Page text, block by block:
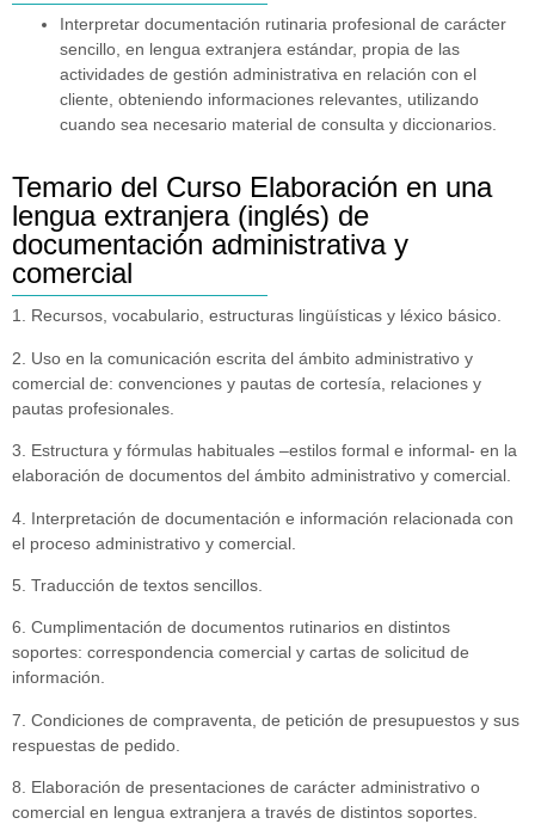
Interpretar documentación rutinaria profesional de carácter
sencillo, en lengua extranjera estándar, propia de las
actividades de gestión administrativa en relación con el
cliente, obteniendo informaciones relevantes, utilizando
cuando sea necesario material de consulta y diccionarios.
Temario del Curso Elaboración en una
lengua extranjera (inglés) de
documentación administrativa y
comercial
1. Recursos, vocabulario, estructuras lingüísticas y léxico básico.
2. Uso en la comunicación escrita del ámbito administrativo y
comercial de: convenciones y pautas de cortesía, relaciones y
pautas profesionales.
3. Estructura y fórmulas habituales –estilos formal e informal- en la
elaboración de documentos del ámbito administrativo y comercial.
4. Interpretación de documentación e información relacionada con
el proceso administrativo y comercial.
5. Traducción de textos sencillos.
6. Cumplimentación de documentos rutinarios en distintos
soportes: correspondencia comercial y cartas de solicitud de
información.
7. Condiciones de compraventa, de petición de presupuestos y sus
respuestas de pedido.
8. Elaboración de presentaciones de carácter administrativo o
comercial en lengua extranjera a través de distintos soportes.